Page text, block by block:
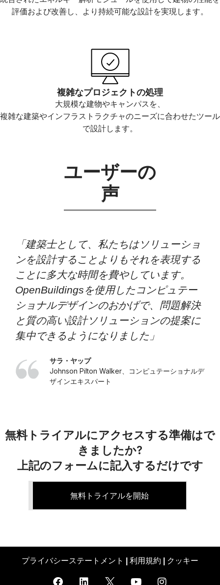
評価および改善し、より持続可能な設計を実現します。
複雑なプロジェクトの処理
大規模な建物やキャンパスを、
複雑な建築やインフラストラクチャのニーズに合わせたツール
で設計します。
ユーザーの
声
「建築士として、私たちはソリューショ
ンを設計することよりもそれを表現する
ことに多大な時間を費やしています。
OpenBuildingsを使用したコンピュテー
ショナルデザインのおかげで、問題解決
と質の高い設計ソリューションの提案に
集中できるようになりました」
サラ・ヤップ
Johnson Pilton Walker、コンピュテーショナルデ
ザインエキスパート
無料トライアルにアクセスする準備はで
きましたか?
上記のフォームに記入するだけです
無料トライアルを開始
プライバシーステートメント 利用規約 クッキー